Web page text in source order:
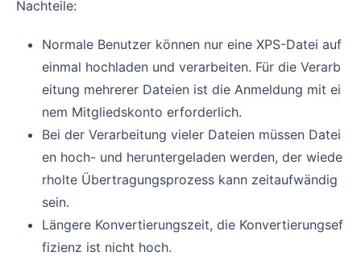
Nachteile:
Normale Benutzer können nur eine XPS-Datei auf
einmal hochladen und verarbeiten. Für die Verarb
eitung mehrerer Dateien ist die Anmeldung mit ei
nem Mitgliedskonto erforderlich.
Bei der Verarbeitung vieler Dateien müssen Datei
en hoch- und heruntergeladen werden, der wiede
rholte Übertragungsprozess kann zeitaufwändig
sein.
Längere Konvertierungszeit, die Konvertierungsef
fizienz ist nicht hoch.